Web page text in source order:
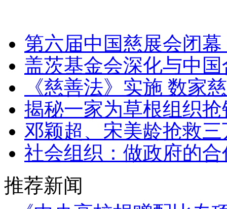
第六届中国慈展会闭
盖茨基金会深化与中
《慈善法》实施 数家
揭秘一家为草根组织抢
邓颖超、宋美龄抢救
社会组织：做政府的
推荐新闻